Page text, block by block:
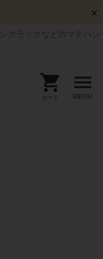
グラックなどのマテハン
カート MENU